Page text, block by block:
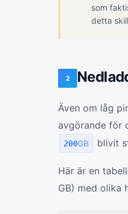
som
detta
2
Även om låg
avgörande för
200GB blivit
Här är en
GB) med olika